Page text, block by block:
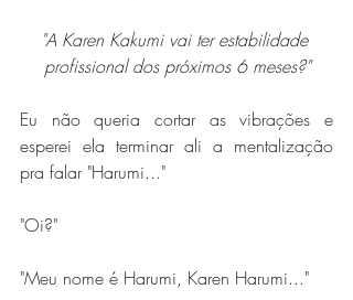
"A Karen Kakumi vai ter estabilidade
profissional dos próximos 6 meses?"
Eu não queria cortar as vibrações e
esperei ela terminar ali a mentalização
pra falar "Harumi..."
"Oi?"
"Meu nome é Harumi, Karen Harumi..."